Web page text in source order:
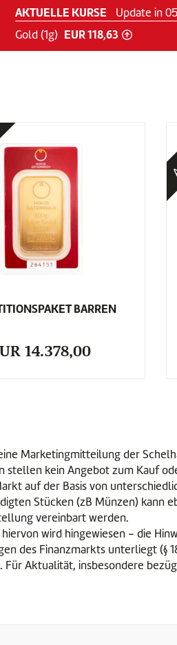
AKTUELLE KURSE Update in
Gold (1g) EUR 118,63 Gold-Preis
BARREN
14.378,00
Marketingmitteilung der
kein Angebot zum Kauf
auf der Basis von
Stücken (zB Münzen)
vereinbart werden.
wird hingewiesen - die
Finanzmarkts unterliegt (§ 18
Aktualität, insbesondere